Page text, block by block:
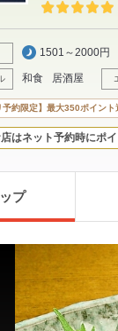
1501～2000円
和食 居酒屋
予約限定】最大350ポイン
はネット予約時にポ
プ